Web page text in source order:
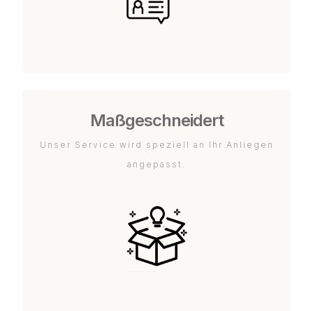
Maßgeschneidert
Unser Service wird speziell an Ihr Anliegen
angepasst.